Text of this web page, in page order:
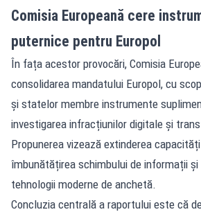
Comisia Europeană cere
puternice pentru Europol
În fața acestor provocări, Comisia
consolidarea mandatului Europol, cu
și statelor membre instrumente
investigarea infracțiunilor digitale și
Propunerea vizează extinderea
îmbunătățirea schimbului de informații
tehnologii moderne de anchetă.
Concluzia centrală a raportului este că